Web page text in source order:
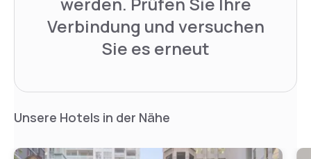
Verbindung und versuchen
Sie es erneut
Unsere Hotels in der Nähe